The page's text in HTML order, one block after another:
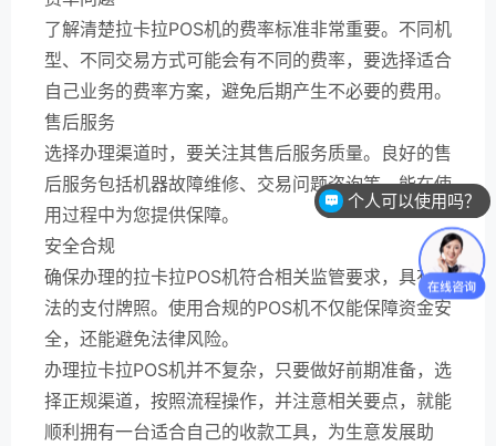
了解清楚拉卡拉POS机的费率标准非常重要。不同机
型、不同交易方式可能会有不同的费率，要选择适合
自己业务的费率方案，避免后期产生不必要的费用。
售后服务
选择办理渠道时，要关注其售后服务质量。良好的售
后服务包括机器故障维修、交易问题咨询等，能在使
用过程中为您提供保障。
安全合规
确保办理的拉卡拉POS机符合相关监管要求，具有合
法的支付牌照。使用合规的POS机不仅能保障资金安
全，还能避免法律风险。
办理拉卡拉POS机并不复杂，只要做好前期准备，选
择正规渠道，按照流程操作，并注意相关要点，就能
顺利拥有一台适合自己的收款工具，为生意发展助
个人可以使用吗？